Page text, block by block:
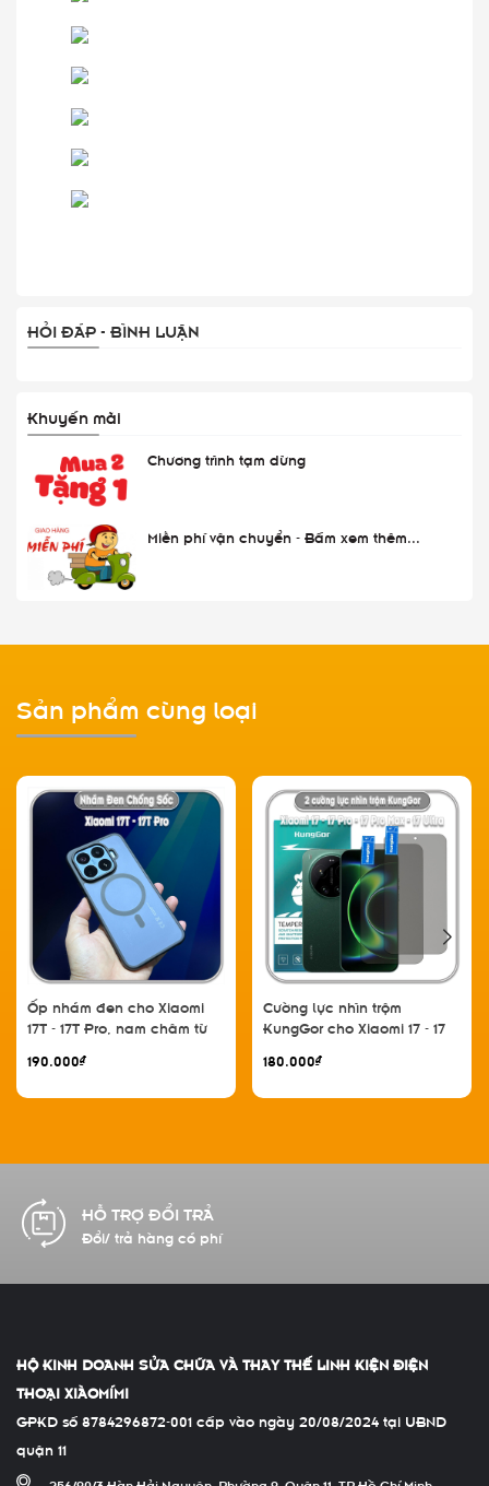
HỎI ĐÁP - BÌNH LUẬN
Khuyến mãi
Chương trình tạm dừng
Miễn phí vận chuyển - Bấm xem thêm...
Sản phẩm cùng loại
Ốp nhám đen cho Xiaomi
17T - 17T Pro, nam châm từ
190.000₫
Cường lực nhìn trộm
KungGor cho Xiaomi 17 - 17
không viền đen bộ 2 miếng
180.000₫
HỖ TRỢ ĐỔI TRẢ
Đổi/ trả hàng có phí
HỘ KINH DOANH SỬA CHỮA VÀ THAY THẾ LINH KIỆN ĐIỆN
THOẠI XIÀOMÍMI
GPKD số 8784296872-001 cấp vào ngày 20/08/2024 tại UBND
quận 11